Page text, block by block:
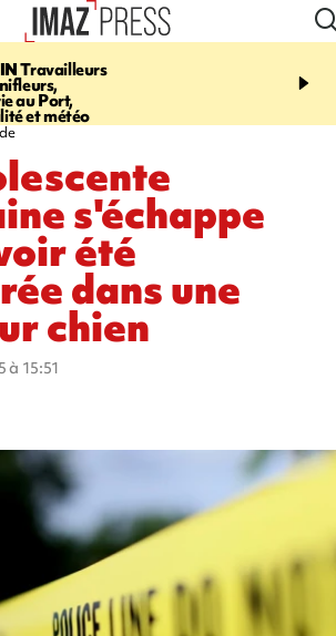
Travailleurs
au Port,
et météo
07:05
mobilisés pour traquer
s'échappe
été
dans une
chien
à 15:51